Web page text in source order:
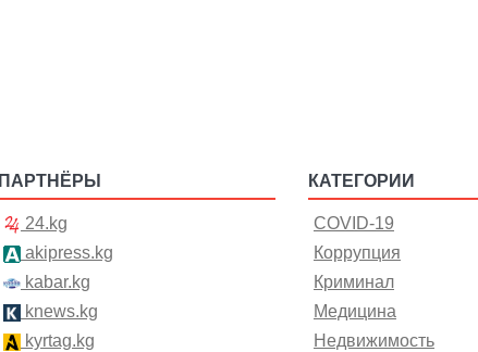
ПАРТНЁРЫ
24.kg
akipress.kg
kabar.kg
knews.kg
kyrtag.kg
КАТЕГОРИИ
COVID-19
Коррупция
Криминал
Медицина
Недвижимость